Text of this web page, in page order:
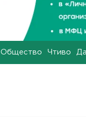
Общество Чтиво